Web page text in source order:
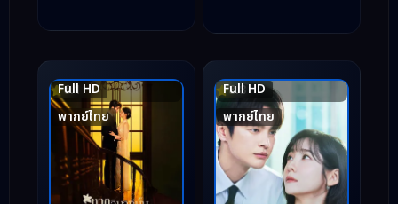
Full HD
พากย์ไทย
6.1
Full HD
พากย์ไทย
8.8